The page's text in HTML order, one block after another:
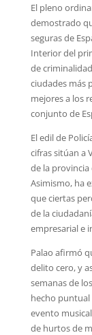
El pleno
demostrado
seguras de
Interior del
de
ciudades más
mejores a los
conjunto de
El edil de
cifras sitúan a
de la provincia
Asimismo, ha
que ciertas
de la
empresarial e
Palao afirmó
delito cero, y
semanas de
hecho
evento
de hurtos de